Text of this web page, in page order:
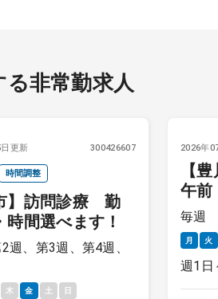
る非常勤求人
更新 300426607
時間調整
】訪問診療 勤
時間選べます！
週、第3週、第4週、
木 金 土 日
2026年
【
午
月～
毎週
月 火
週1日